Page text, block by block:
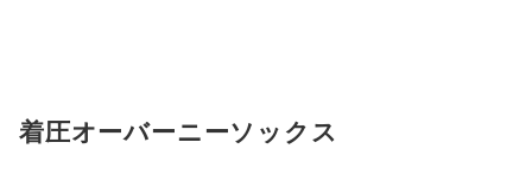
着圧オーバーニーソックス